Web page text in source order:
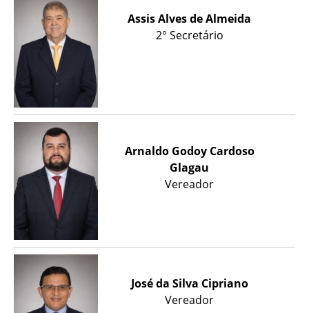
Assis Alves de Almeida
2° Secretário
Arnaldo Godoy Cardoso
Glagau
Vereador
José da Silva Cipriano
Vereador